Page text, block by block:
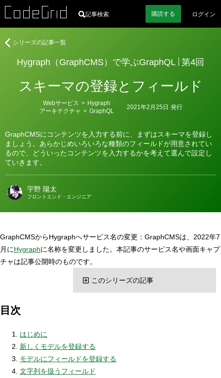
記事検索 購読する ログイン
Hygraph（GraphCMS）で学ぶGraphQL 第4回
スキーマの登録とフィールド
GraphCMSにコンテンツを入力する前に、まずはスキーマを登録し
ましょう。あらかじめいろいろな種類のフィールドが用意されてい
るので、どういったコンテンツを入力するかを考えて選んで設定し
ていきます。
カ
テ
ー
Webサービス > Hygraph
アーキテクチャ > GraphQL
2021年2月25日 発行
者
宇野 陽太
フロントエンド・エンジニア
Hygraph（GraphCMS）
学
GraphQL
シリーズの記事一覧
GraphCMSからHygraphへサービス名の変更：GraphCMSは、2022年7
月にHygraphに名称を変更しました。本記事のサービス名や画面キャプ
チャは記事公開時のものです。
このシリーズの記事
目次
はじめに
新しくモデルを登録する
モデルにフィールドを登録する
文字列を扱うフィールド